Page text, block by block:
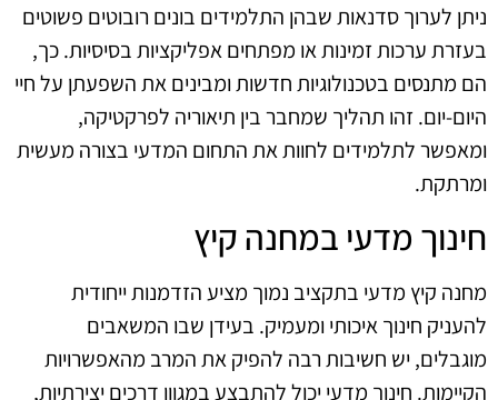
ניתן לערוך סדנאות שבהן התלמידים בונים רובוטים פשוטים
בעזרת ערכות זמינות או מפתחים אפליקציות בסיסיות. כך,
הם מתנסים בטכנולוגיות חדשות ומבינים את השפעתן על חיי
היום-יום. זהו תהליך שמחבר בין תיאוריה לפרקטיקה,
ומאפשר לתלמידים לחוות את התחום המדעי בצורה מעשית
ומרתקת.
חינוך מדעי במחנה קיץ
מחנה קיץ מדעי בתקציב נמוך מציע הזדמנות ייחודית
להעניק חינוך איכותי ומעמיק. בעידן שבו המשאבים
מוגבלים, יש חשיבות רבה להפיק את המרב מהאפשרויות
הקיימות. חינוך מדעי יכול להתבצע במגוון דרכים יצירתיות,